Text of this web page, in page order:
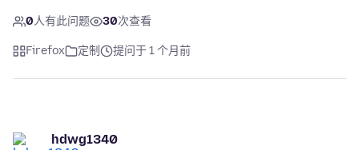
0人有此问题 30次查看
Firefox 定制 提问于 1 个月前
hdwg1340